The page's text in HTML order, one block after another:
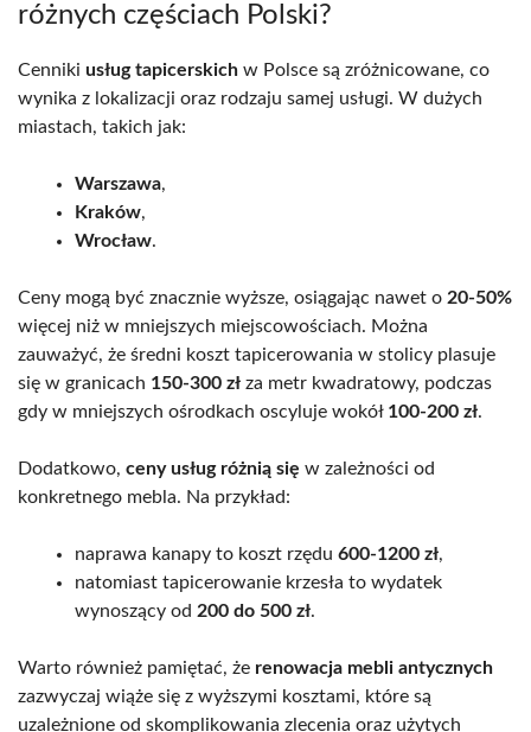
różnych częściach Polski?
Cenniki usług tapicerskich w Polsce są zróżnicowane, co
wynika z lokalizacji oraz rodzaju samej usługi. W dużych
miastach, takich jak:
Warszawa,
Kraków,
Wrocław.
Ceny mogą być znacznie wyższe, osiągając nawet o 20-50%
więcej niż w mniejszych miejscowościach. Można
zauważyć, że średni koszt tapicerowania w stolicy plasuje
się w granicach 150-300 zł za metr kwadratowy, podczas
gdy w mniejszych ośrodkach oscyluje wokół 100-200 zł.
Dodatkowo, ceny usług różnią się w zależności od
konkretnego mebla. Na przykład:
naprawa kanapy to koszt rzędu 600-1200 zł,
natomiast tapicerowanie krzesła to wydatek
wynoszący od 200 do 500 zł.
Warto również pamiętać, że renowacja mebli antycznych
zazwyczaj wiąże się z wyższymi kosztami, które są
uzależnione od skomplikowania zlecenia oraz użytych